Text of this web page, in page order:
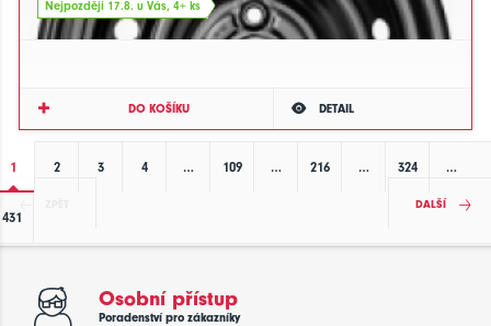
Nejpozději 17.8. u Vás, 4+ ks
DO KOŠÍKU DETAIL
1 2 3 4 … 109 … 216 … 324 …
431
DALŠÍ
Osobní přístup
Poradenství pro zákazníky